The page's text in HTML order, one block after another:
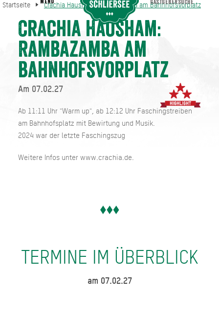
Startseite Crachia Hausham: Rambazamba am Bahnhofsvorplatz
Crachia Hausham:
Rambazamba am
Bahnhofsvorplatz
Am 07.02.27
Ab 11:11 Uhr "Warm up", ab 12:12 Uhr Faschingstreiben
am Bahnhofsplatz mit Bewirtung und Musik.
2024 war der letzte Faschingszug
Weitere Infos unter www.crachia.de.
TERMINE IM ÜBERBLICK
am 07.02.27
Startseite Crachia Hausham: Rambazamba am Bahnhofsvorplatz
MENU GASTGEBERSUCHE